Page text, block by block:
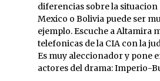
diferencias sobre la situacion
Mexico o Bolivia puede ser
ejemplo. Escuche a Altamira
telefonicas de la CIA con la
Es muy aleccionador y pone
actores del drama: Imperio-